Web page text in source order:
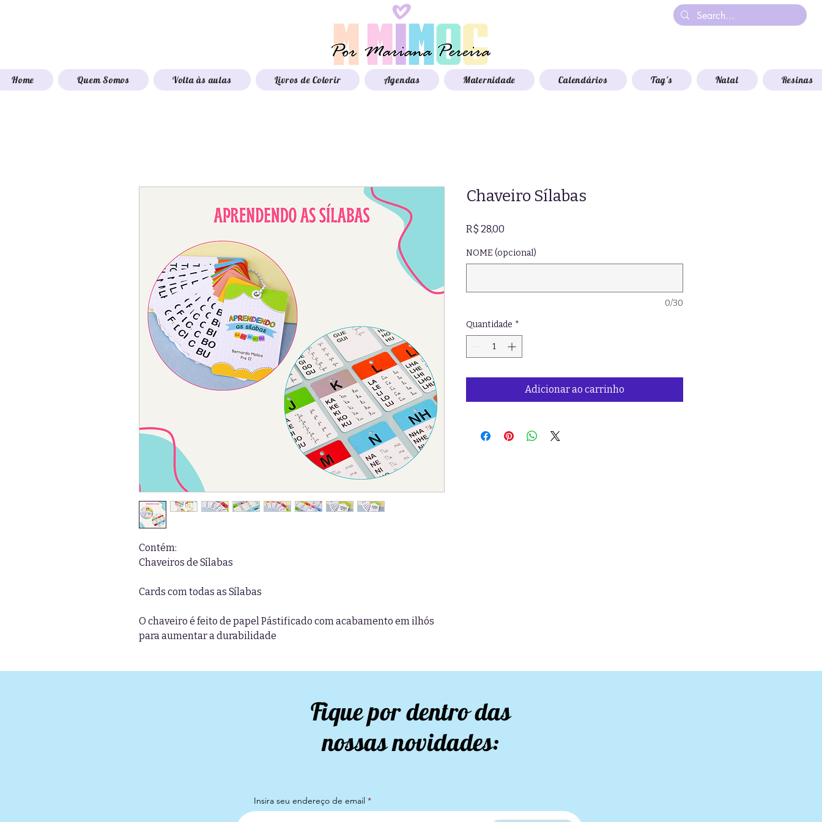
Home Quem Somos Volta às aulas Livros de Colorir Agendas Maternidade Calendários Tag's Natal Resinas
Contém:
Chaveiros de Sílabas
Cards com todas as Sílabas
O chaveiro é feito de papel Pástificado com acabamento em ilhós
para aumentar a durabilidade
Chaveiro Sílabas
R$ 28,00
NOME (opcional)
0/30
Quantidade *
Adicionar ao carrinho
Fique por dentro das
nossas novidades:
Insira seu endereço de email